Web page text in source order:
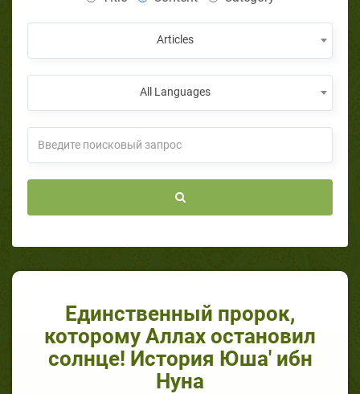
Articles
All Languages
Единственный пророк,
которому Аллах остановил
солнце! История Юша' ибн
Нуна